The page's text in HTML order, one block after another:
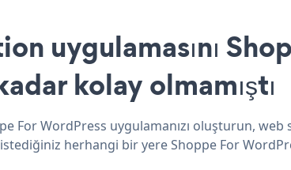
uygulamasını
kolay olmamıştı
For WordPress uygulamanızı oluşturun,
herhangi bir yere Shoppe For